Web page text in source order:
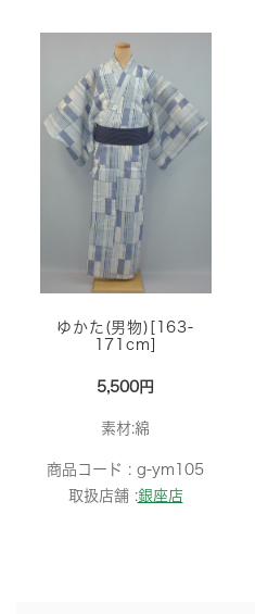
ゆかた(男物)[163-
171cm]
5,500円
素材:綿
商品コード : g-ym105
取扱店舗 :銀座店